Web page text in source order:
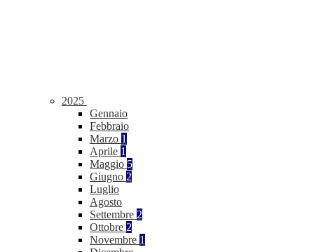
2025
Gennaio
Febbraio
Marzo 1
Aprile 1
Maggio 5
Giugno 2
Luglio
Agosto
Settembre 2
Ottobre 2
Novembre 1